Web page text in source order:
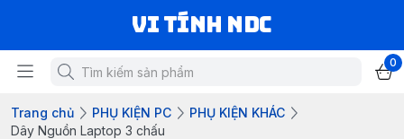
VI TÍNH NDC
0
Trang chủ PHỤ KIỆN PC
PHỤ KIỆN KHÁC
Dây Nguồn Laptop 3 chấu